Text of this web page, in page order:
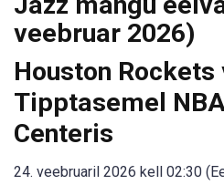
veebruar 2026)
Houston Rockets
Tipptasemel
Centeris
24. veebruaril 2026 kell 02:30